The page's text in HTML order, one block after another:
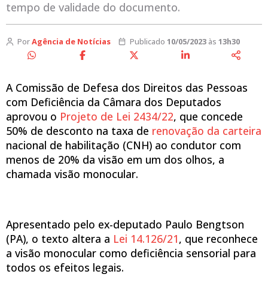
tempo de validade do documento.
PorAgência de Notícias Publicado 10/05/2023às 13h30
A Comissão de Defesa dos Direitos das Pessoas
com Deficiência da Câmara dos Deputados
aprovou o Projeto de Lei 2434/22, que concede
50% de desconto na taxa de renovação da carteira
nacional de habilitação (CNH) ao condutor com
menos de 20% da visão em um dos olhos, a
chamada visão monocular.
Apresentado pelo ex-deputado Paulo Bengtson
(PA), o texto altera a Lei 14.126/21, que reconhece
a visão monocular como deficiência sensorial para
todos os efeitos legais.